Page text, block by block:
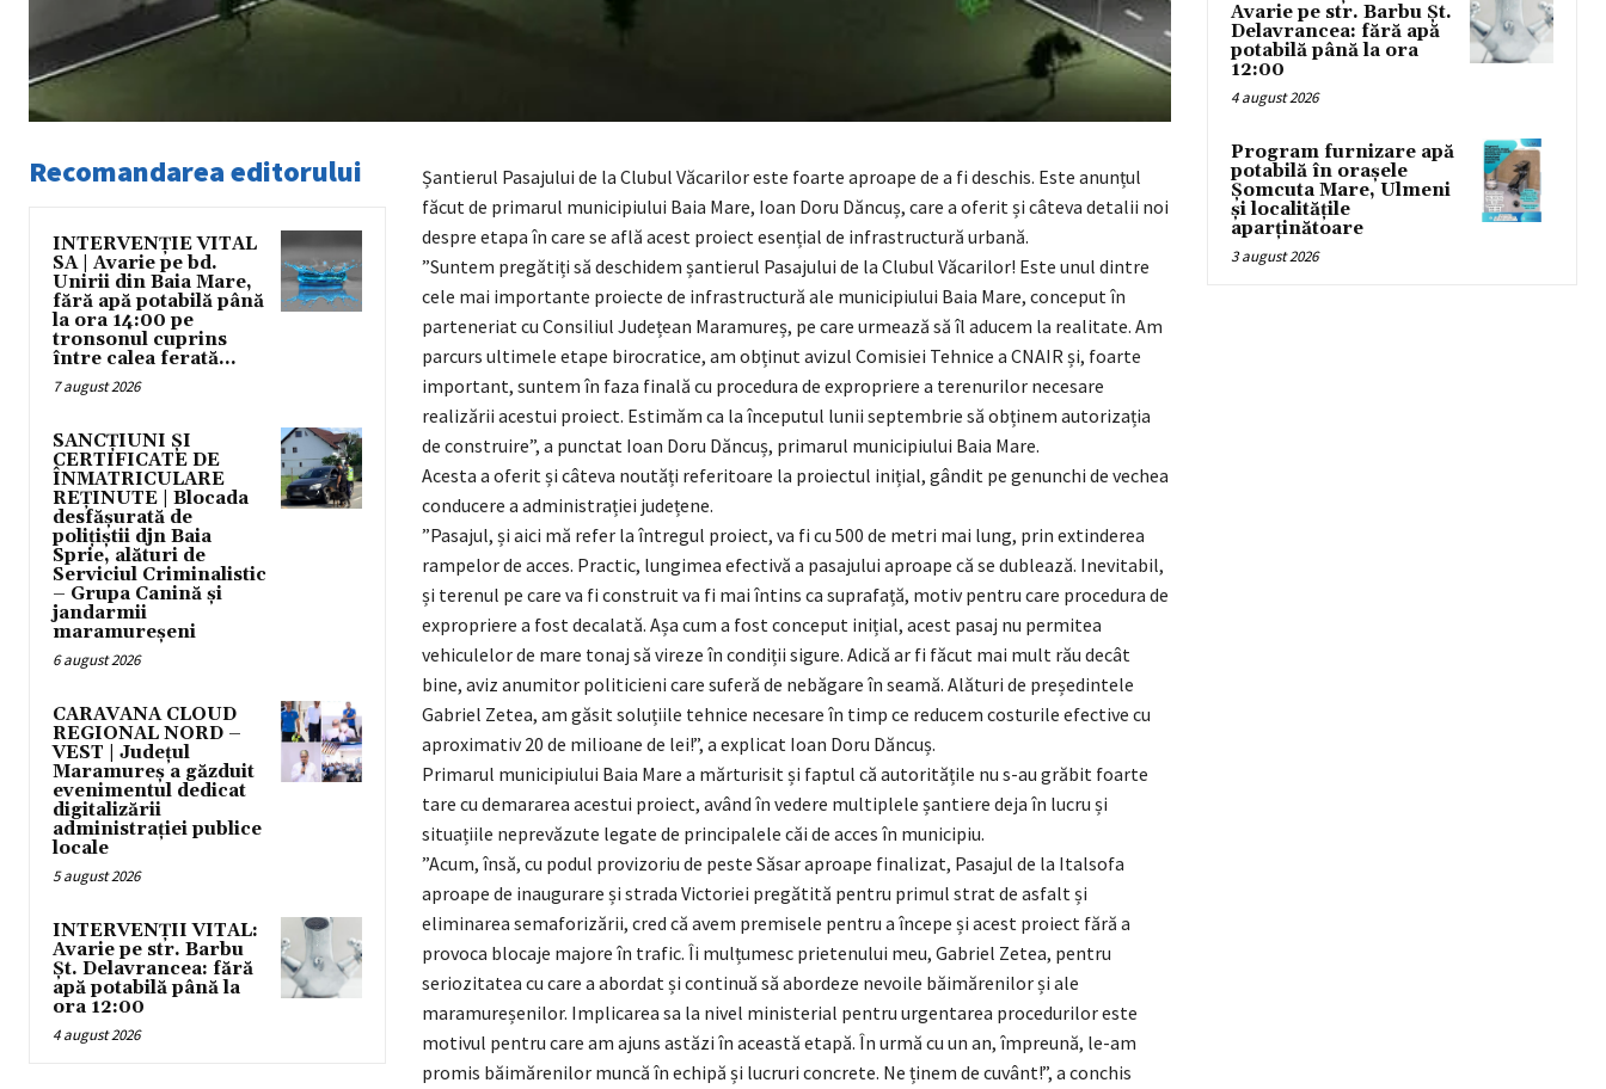
Recomandarea editorului
INTERVENȚIE VITAL
SA | Avarie pe bd.
Unirii din Baia Mare,
fără apă potabilă până
la ora 14:00 pe
tronsonul cuprins
între calea ferată...
7 august 2026
SANCȚIUNI ȘI
CERTIFICATE DE
ÎNMATRICULARE
REȚINUTE | Blocada
desfășurată de
polițiștii djn Baia
Sprie, alături de
Serviciul Criminalistic
– Grupa Canină și
jandarmii
maramureșeni
6 august 2026
CARAVANA CLOUD
REGIONAL NORD –
VEST | Județul
Maramureș a găzduit
evenimentul dedicat
digitalizării
administrației publice
locale
5 august 2026
INTERVENȚII VITAL:
Avarie pe str. Barbu
Șt. Delavrancea: fără
apă potabilă până la
ora 12:00
4 august 2026
Șantierul Pasajului de la Clubul Văcarilor este foarte aproape de a fi deschis. Este anunțul
făcut de primarul municipiului Baia Mare, Ioan Doru Dăncuș, care a oferit și câteva detalii noi
despre etapa în care se află acest proiect esențial de infrastructură urbană.
”Suntem pregătiți să deschidem șantierul Pasajului de la Clubul Văcarilor! Este unul dintre
cele mai importante proiecte de infrastructură ale municipiului Baia Mare, conceput în
parteneriat cu Consiliul Județean Maramureș, pe care urmează să îl aducem la realitate. Am
parcurs ultimele etape birocratice, am obținut avizul Comisiei Tehnice a CNAIR și, foarte
important, suntem în faza finală cu procedura de expropriere a terenurilor necesare
realizării acestui proiect. Estimăm ca la începutul lunii septembrie să obținem autorizația
de construire”, a punctat Ioan Doru Dăncuș, primarul municipiului Baia Mare.
Acesta a oferit și câteva noutăți referitoare la proiectul inițial, gândit pe genunchi de vechea
conducere a administrației județene.
”Pasajul, și aici mă refer la întregul proiect, va fi cu 500 de metri mai lung, prin extinderea
rampelor de acces. Practic, lungimea efectivă a pasajului aproape că se dublează. Inevitabil,
și terenul pe care va fi construit va fi mai întins ca suprafață, motiv pentru care procedura de
expropriere a fost decalată. Așa cum a fost conceput inițial, acest pasaj nu permitea
vehiculelor de mare tonaj să vireze în condiții sigure. Adică ar fi făcut mai mult rău decât
bine, aviz anumitor politicieni care suferă de nebăgare în seamă. Alături de președintele
Gabriel Zetea, am găsit soluțiile tehnice necesare în timp ce reducem costurile efective cu
aproximativ 20 de milioane de lei!”, a explicat Ioan Doru Dăncuș.
Primarul municipiului Baia Mare a mărturisit și faptul că autoritățile nu s-au grăbit foarte
tare cu demararea acestui proiect, având în vedere multiplele șantiere deja în lucru și
situațiile neprevăzute legate de principalele căi de acces în municipiu.
”Acum, însă, cu podul provizoriu de peste Săsar aproape finalizat, Pasajul de la Italsofa
aproape de inaugurare și strada Victoriei pregătită pentru primul strat de asfalt și
eliminarea semaforizării, cred că avem premisele pentru a începe și acest proiect fără a
provoca blocaje majore în trafic. Îi mulțumesc prietenului meu, Gabriel Zetea, pentru
seriozitatea cu care a abordat și continuă să abordeze nevoile băimărenilor și ale
maramureșenilor. Implicarea sa la nivel ministerial pentru urgentarea procedurilor este
motivul pentru care am ajuns astăzi în această etapă. În urmă cu un an, împreună, le-am
promis băimărenilor muncă în echipă și lucruri concrete. Ne ținem de cuvânt!”, a conchis
Avarie pe str. Barbu Șt.
Delavrancea: fără apă
potabilă până la ora
12:00
4 august 2026
Program furnizare apă
potabilă în orașele
Șomcuta Mare, Ulmeni
și localitățile
aparținătoare
3 august 2026